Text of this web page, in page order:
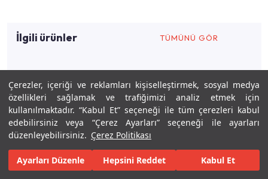
Çerezler, içeriği ve reklamları kişiselleştirmek, sosyal medya
özellikleri sağlamak ve trafiğimizi analiz etmek için
kullanılmaktadır. “Kabul Et” seçeneği ile tüm çerezleri kabul
edebilirsiniz veya “Çerez Ayarları” seçeneği ile ayarları
düzenleyebilirsiniz. Çerez Politikası
Ayarları Düzenle Hepsini Reddet Kabul Et
İlgili ürünler TÜMÜNÜ GÖR
İlgili tasarımlar
Keşfet Tasarla Gerçekleştir